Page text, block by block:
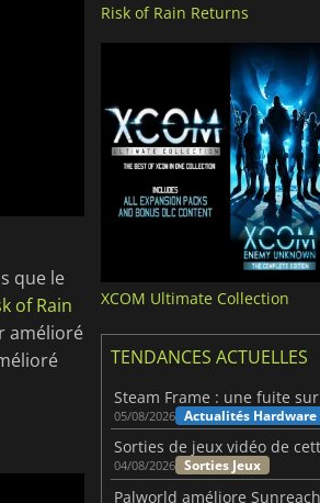
que le
of Rain
amélioré
Risk of Rain Returns
XCOM Ultimate Collection
TENDANCES ACTUELLES
05/08/2026 Actualités Hardware
04/08/2026 Sorties Jeux
Palworld améliore